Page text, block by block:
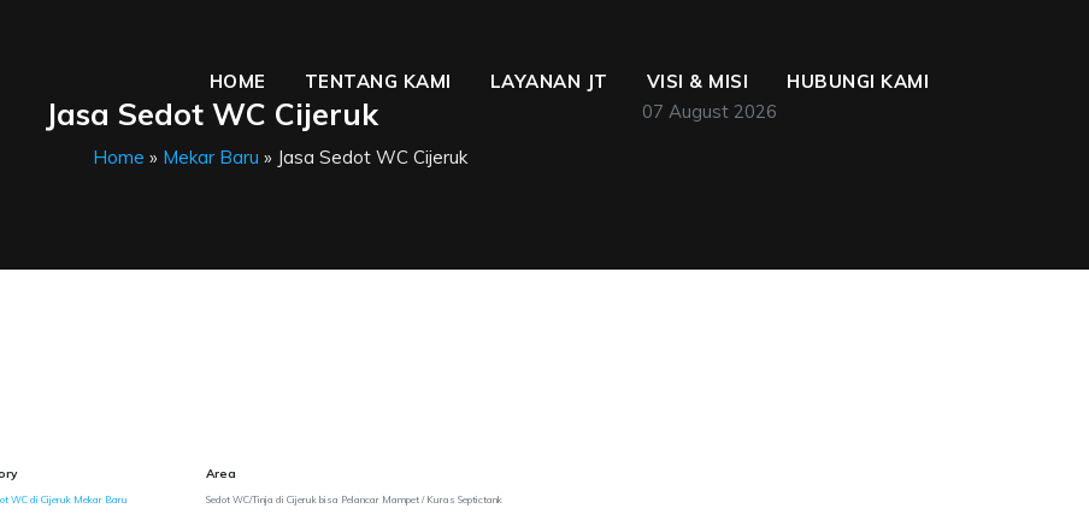
HOME TENTANG KAMI LAYANAN JT VISI & MISI
HUBUNGI KAMI
07 August 2026
Jasa Sedot WC Cijeruk
Home » Mekar Baru » Jasa Sedot WC Cijeruk
WC di Cijeruk Mekar Baru
Area
Sedot WC/Tinja di Cijeruk bisa Pelancar Mampet / Kuras Septictank